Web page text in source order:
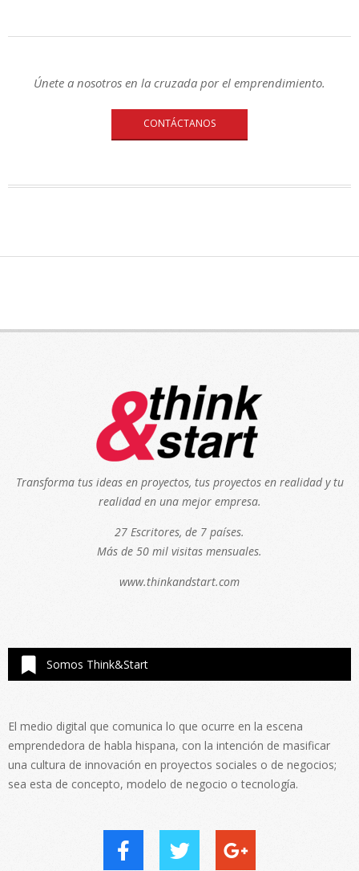
Únete a nosotros en la cruzada por el emprendimiento.
CONTÁCTANOS
Transforma tus ideas en proyectos, tus proyectos en realidad y tu
realidad en una mejor empresa.
27 Escritores, de 7 países.
Más de 50 mil visitas mensuales.
www.thinkandstart.com
Somos Think&Start
El medio digital que comunica lo que ocurre en la escena
emprendedora de habla hispana, con la intención de masificar
una cultura de innovación en proyectos sociales o de negocios;
sea esta de concepto, modelo de negocio o tecnología.